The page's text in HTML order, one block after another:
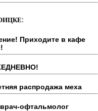
Приходите в кафе
распродажа меха
офтальмолог